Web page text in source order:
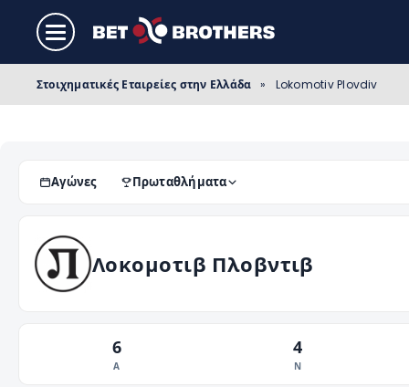
Στοιχηματικές Εταιρείες στην Ελλάδα » Lokomotiv Plovdiv
Αγώνες Πρωταθλήματα
Λοκομοτιβ Πλοβντιβ
6
Α
4
Ν